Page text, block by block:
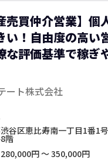
売買仲介営業】個
い！自由度の高い
な評価基準で稼ぎ
ート株式会社
谷区恵比寿南一丁目1番1
階
円 ～ 350,000円